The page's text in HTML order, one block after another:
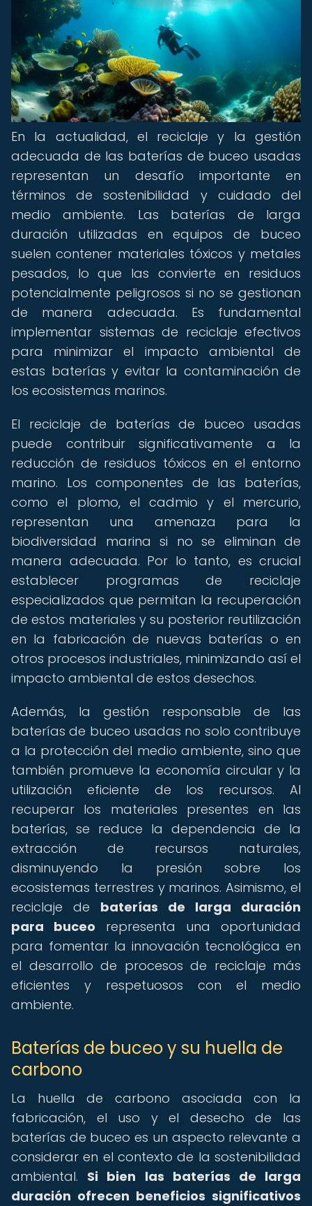
En la actualidad, el reciclaje y la gestión
adecuada de las baterías de buceo usadas
representan un desafío importante en
términos de sostenibilidad y cuidado del
medio ambiente. Las baterías de larga
duración utilizadas en equipos de buceo
suelen contener materiales tóxicos y metales
pesados, lo que las convierte en residuos
potencialmente peligrosos si no se gestionan
de manera adecuada. Es fundamental
implementar sistemas de reciclaje efectivos
para minimizar el impacto ambiental de
estas baterías y evitar la contaminación de
los ecosistemas marinos.
El reciclaje de baterías de buceo usadas
puede contribuir significativamente a la
reducción de residuos tóxicos en el entorno
marino. Los componentes de las baterías,
como el plomo, el cadmio y el mercurio,
representan una amenaza para la
biodiversidad marina si no se eliminan de
manera adecuada. Por lo tanto, es crucial
establecer programas de reciclaje
especializados que permitan la recuperación
de estos materiales y su posterior reutilización
en la fabricación de nuevas baterías o en
otros procesos industriales, minimizando así el
impacto ambiental de estos desechos.
Además, la gestión responsable de las
baterías de buceo usadas no solo contribuye
a la protección del medio ambiente, sino que
también promueve la economía circular y la
utilización eficiente de los recursos. Al
recuperar los materiales presentes en las
baterías, se reduce la dependencia de la
extracción de recursos naturales,
disminuyendo la presión sobre los
ecosistemas terrestres y marinos. Asimismo, el
reciclaje de baterías de larga duración
para buceo representa una oportunidad
para fomentar la innovación tecnológica en
el desarrollo de procesos de reciclaje más
eficientes y respetuosos con el medio
ambiente.
Baterías de buceo y su huella de
carbono
La huella de carbono asociada con la
fabricación, el uso y el desecho de las
baterías de buceo es un aspecto relevante a
considerar en el contexto de la sostenibilidad
ambiental. Si bien las baterías de larga
duración ofrecen beneficios significativos